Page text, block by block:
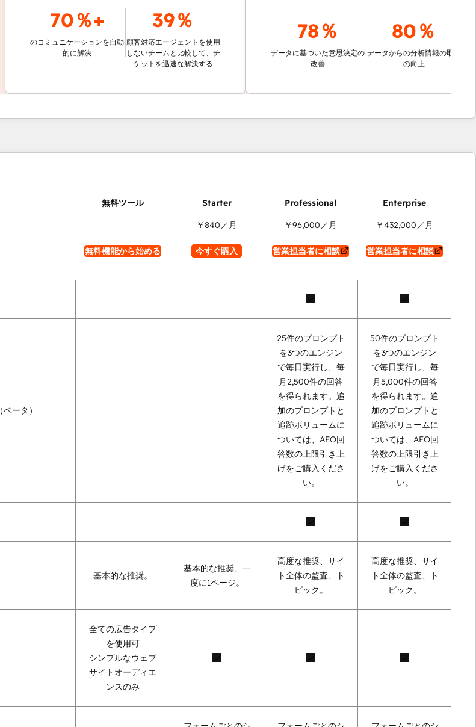
70％+
のコミュニケーションを自動
的に解決
39％
顧客対応エージェントを使用
しないチームと比較して、チ
ケットを迅速な解決する
78％
データに基づいた意思決定の
80％
データからの分析情報の取得
無料機能から始める
￥840 ／月
今すぐ購入
￥96,000 ／月
営業担当者に相談
￥432,000 ／月
営業担当者に相談
（ベータ）
25件のプロンプト
を3つのエンジン
で毎日実行し、毎
月2,500件の回答
を得られます。追
加のプロンプトと
追跡ボリュームに
ついては、AEO回
答数の上限引き上
げをご購入くださ
い。
50件のプロンプト
を3つのエンジン
で毎日実行し、毎
月5,000件の回答
を得られます。追
加のプロンプトと
追跡ボリュームに
ついては、AEO回
答数の上限引き上
げをご購入くださ
い。
基本的な推奨。
基本的な推奨、一
度に1ページ。
高度な推奨、サイ
ト全体の監査、ト
ピック。
高度な推奨、サイ
ト全体の監査、ト
ピック。
全ての広告タイプ
を使用可
シンプルなウェブ
サイトオーディエ
ンスのみ